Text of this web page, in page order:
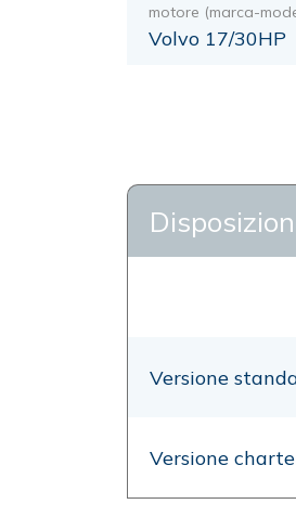
motore (marca-
Volvo 17/30HP
Versione
Versione